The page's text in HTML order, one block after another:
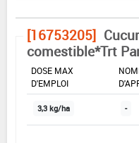
[16753205]
comestible*Trt
DOSE MAX
D'EMPLOI
3,3 kg/ha -